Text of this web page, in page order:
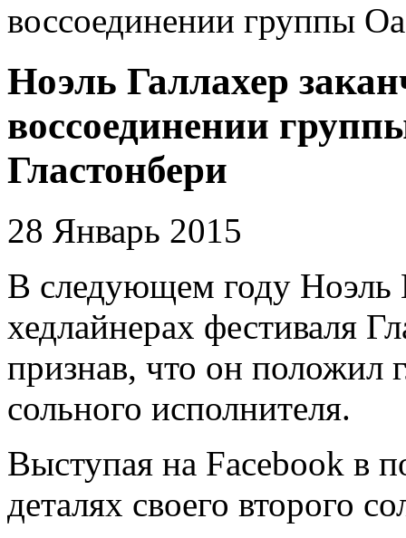
воссоединении группы
Ноэль Галлахер
воссоединении
Гластонбери
28 Январь 2015
В следующем году Ноэль
хедлайнерах фестиваля
признав, что он положил
сольного исполнителя.
Выступая на Facebook в
деталях своего второго